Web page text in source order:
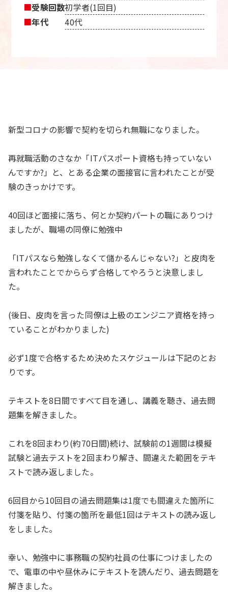
■受験回数初学者(1回目)
■年代 40代
新型コロナの影響で契約を切られ無職になりました。
再就職活動のさなか「ITパスポート資格も持っていない
んですか?」と、とある企業の面接官に言われたことが受
験のきっかけです。
40回ほど面接に落ち、何とか契約パートの職にありつけ
ましたが、職場の同僚に勉強中
「ITパスなら勉強しなくて儲かるんじゃない?」と皮肉を
言われたことでかららず合格してやろうと決意しまし
た。
(後日、皮肉を言った同僚は上級のエンジニア資格を持っ
ていることがわかりました)
必ず1度で合格するため決めたスケジュールは下記のとお
りです。
テキストを8日間ですべて目を通し、講義を聴き、過去問
題集を解きました。
これを8回まわり(約70日間)続け、試験前の1週間は模擬
試験と過去テストを2回まわり解き、間違えた範囲をテキ
ストで読み返しました。
6回目から10回目の過去問題集は1度でも間違えた箇所に
付箋を貼り、付箋の箇所を最低1回はテキストの読み返し
をしました。
幸い、勉強中に事務職の契約社員の仕事につけましたの
で、電車の中や昼休みにテキストを読んだり、過去問題を
解きました。